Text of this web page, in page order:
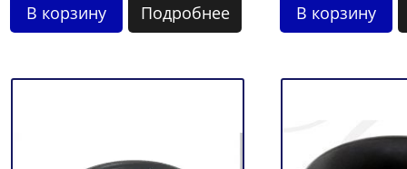
В корзину Подробнее В корзину